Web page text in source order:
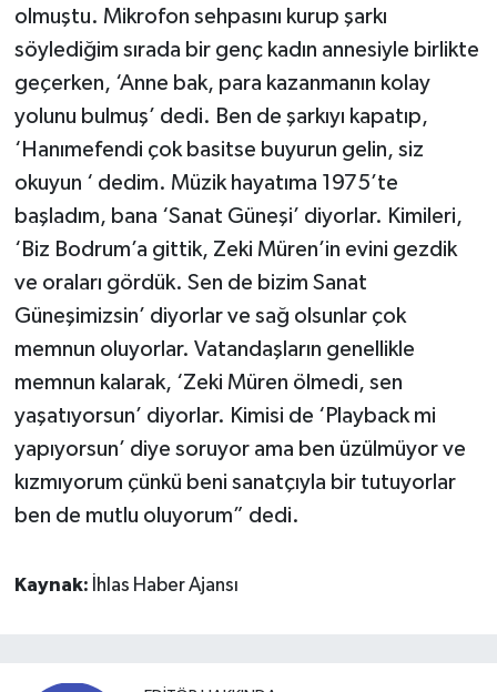
olmuştu. Mikrofon sehpasını kurup şarkı
söylediğim sırada bir genç kadın annesiyle birlikte
geçerken, ‘Anne bak, para kazanmanın kolay
yolunu bulmuş’ dedi. Ben de şarkıyı kapatıp,
‘Hanımefendi çok basitse buyurun gelin, siz
okuyun ‘ dedim. Müzik hayatıma 1975’te
başladım, bana ‘Sanat Güneşi’ diyorlar. Kimileri,
‘Biz Bodrum’a gittik, Zeki Müren’in evini gezdik
ve oraları gördük. Sen de bizim Sanat
Güneşimizsin’ diyorlar ve sağ olsunlar çok
memnun oluyorlar. Vatandaşların genellikle
memnun kalarak, ‘Zeki Müren ölmedi, sen
yaşatıyorsun’ diyorlar. Kimisi de ‘Playback mi
yapıyorsun’ diye soruyor ama ben üzülmüyor ve
kızmıyorum çünkü beni sanatçıyla bir tutuyorlar
ben de mutlu oluyorum” dedi.
Kaynak: İhlas Haber Ajansı